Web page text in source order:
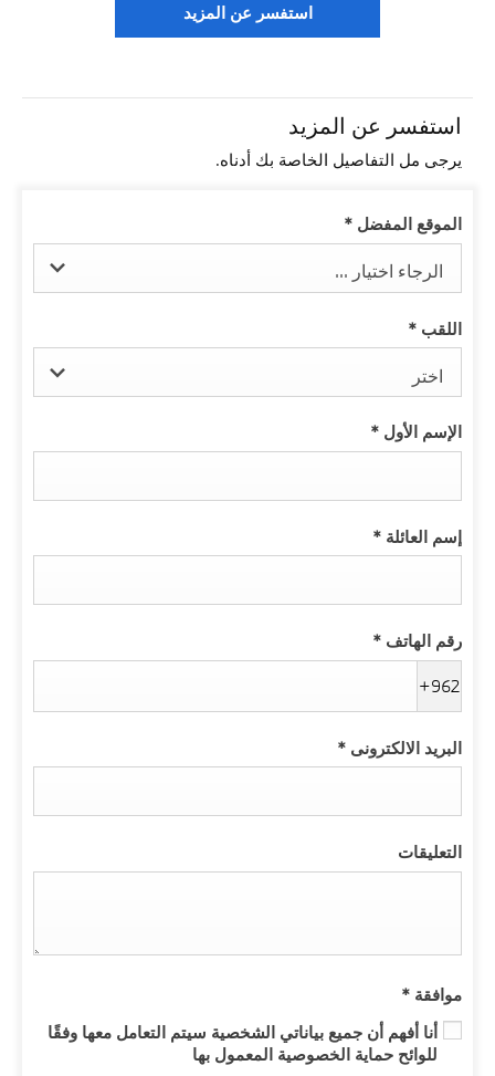
استفسر عن المزيد
استفسر عن المزيد
يرجى مل التفاصيل الخاصة بك أدناه.
الموقع المفضل*
الرجاء اختيار ...
اللقب*
اختر
الإسم الأول*
إسم العائلة*
رقم الهاتف*
+962
البريد الالكترونى*
التعليقات
موافقة*
أنا أفهم أن جميع بياناتي الشخصية سيتم التعامل معها وفقًا
للوائح حماية الخصوصية المعمول بها